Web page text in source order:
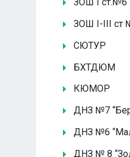
ЗОШ І-ІІІ ст
СЮТУР
БХТДЮМ
КЮМОР
ДНЗ №7
ДНЗ №6
ДНЗ № 8